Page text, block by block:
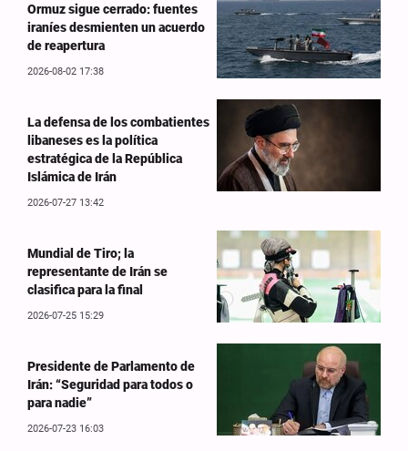
Ormuz sigue cerrado: fuentes
iraníes desmienten un acuerdo
de reapertura
2026-08-02 17:38
La defensa de los combatientes
libaneses es la política
estratégica de la República
Islámica de Irán
2026-07-27 13:42
Mundial de Tiro; la
representante de Irán se
clasifica para la final
2026-07-25 15:29
Presidente de Parlamento de
Irán: “Seguridad para todos o
para nadie”
2026-07-23 16:03